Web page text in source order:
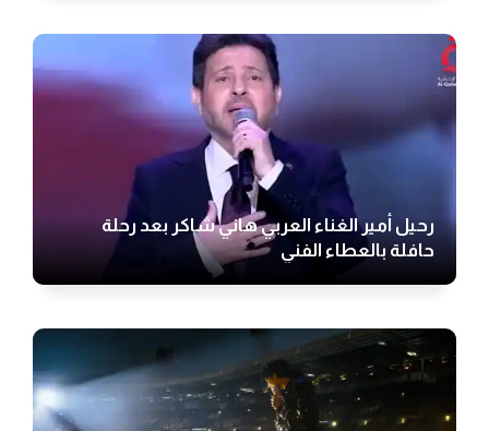
رحيل أمير الغناء العربي هاني شاكر بعد رحلة
حافلة بالعطاء الفني